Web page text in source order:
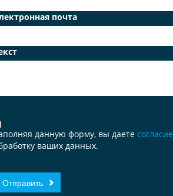
почта
данную форму, вы даете согласие
ваших данных.